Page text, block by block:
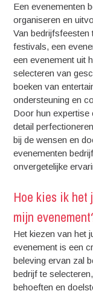
Een evenementen
organiseren en
Van
festivals, een
een evenement uit
selecteren van
boeken van
ondersteuning en
Door hun expertise
detail
bij de wensen en
evenementen
onvergetelijke
Hoe kies ik het
mijn
Het kiezen van het
evenement is een
beleving ervan zal
bedrijf te
behoeften en